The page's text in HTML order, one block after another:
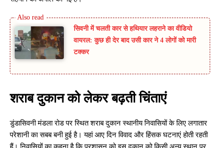
सिवनी में चलती कार से हथियार लहराने का वीडियो
वायरल: कुछ ही देर बाद उसी कार ने 4 लोगों को मारी
टक्कर
शराब दुकान को लेकर बढ़ती चिंताएं
डुंडासिवनी मंडला रोड पर स्थित शराब दुकान स्थानीय निवासियों के लिए लगातार
परेशानी का सबब बनी हुई है। यहां आए दिन विवाद और हिंसक घटनाएं होती रहती